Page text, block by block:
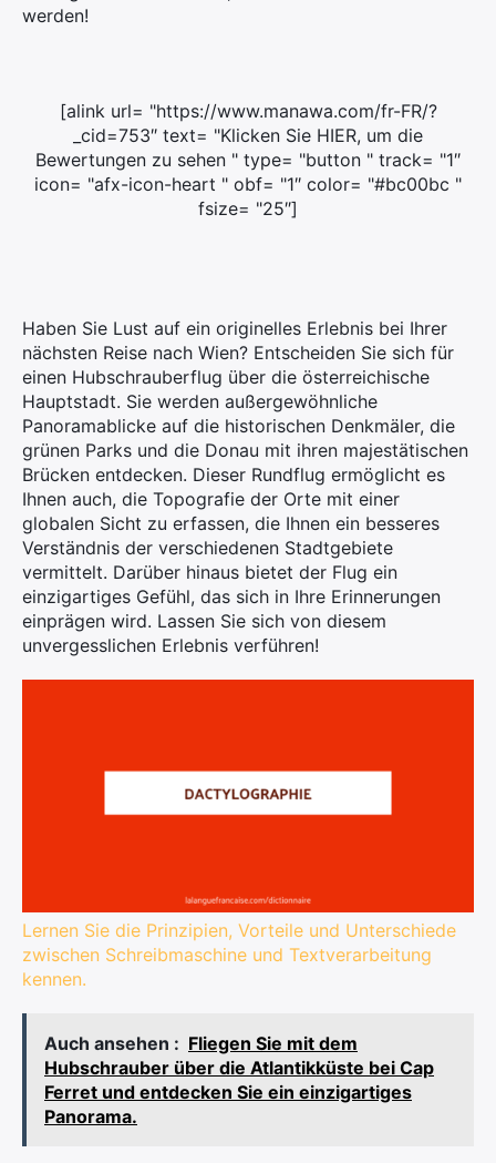
werden!
[alink url= "https://www.manawa.com/fr-FR/?
_cid=753″ text= "Klicken Sie HIER, um die
Bewertungen zu sehen " type= "button " track= "1″
icon= "afx-icon-heart " obf= "1″ color= "#bc00bc "
fsize= "25″]
Haben Sie Lust auf ein originelles Erlebnis bei Ihrer
nächsten Reise nach Wien? Entscheiden Sie sich für
einen Hubschrauberflug über die österreichische
Hauptstadt. Sie werden außergewöhnliche
Panoramablicke auf die historischen Denkmäler, die
grünen Parks und die Donau mit ihren majestätischen
Brücken entdecken. Dieser Rundflug ermöglicht es
Ihnen auch, die Topografie der Orte mit einer
globalen Sicht zu erfassen, die Ihnen ein besseres
Verständnis der verschiedenen Stadtgebiete
vermittelt. Darüber hinaus bietet der Flug ein
einzigartiges Gefühl, das sich in Ihre Erinnerungen
einprägen wird. Lassen Sie sich von diesem
unvergesslichen Erlebnis verführen!
Lernen Sie die Prinzipien, Vorteile und Unterschiede
zwischen Schreibmaschine und Textverarbeitung
kennen.
Auch ansehen : Fliegen Sie mit dem
Hubschrauber über die Atlantikküste bei Cap
Ferret und entdecken Sie ein einzigartiges
Panorama.